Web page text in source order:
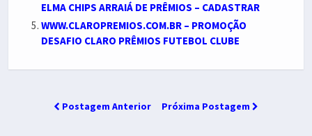
ELMA CHIPS ARRAIÁ DE PRÊMIOS – CADASTRAR
WWW.CLAROPREMIOS.COM.BR – PROMOÇÃO
DESAFIO CLARO PRÊMIOS FUTEBOL CLUBE
Postagem Anterior Próxima Postagem